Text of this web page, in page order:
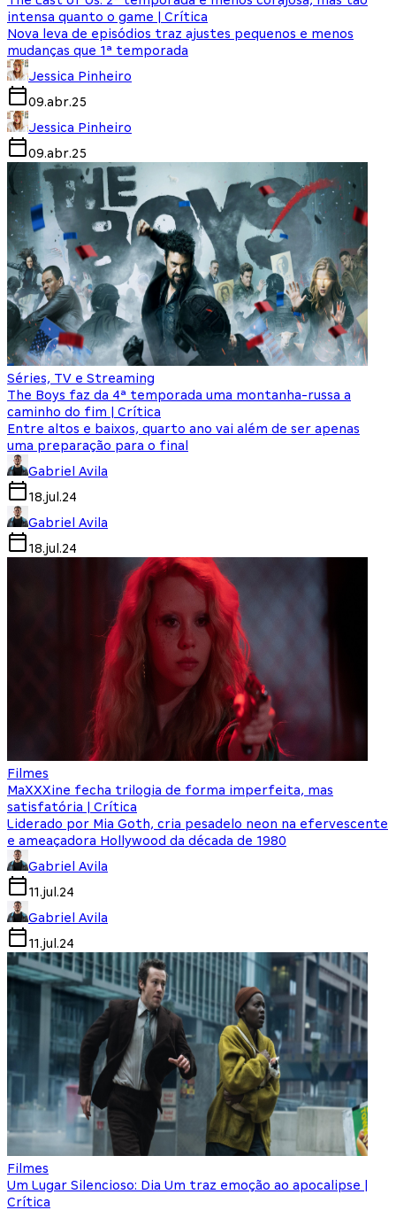
intensa quanto o game | Crítica
Nova leva de episódios traz ajustes pequenos e menos
mudanças que 1ª temporada
Jessica Pinheiro
09.abr.25
Jessica Pinheiro
09.abr.25
Séries, TV e Streaming
The Boys faz da 4ª temporada uma montanha-russa a
caminho do fim | Crítica
Entre altos e baixos, quarto ano vai além de ser apenas
uma preparação para o final
Gabriel Avila
18.jul.24
Gabriel Avila
18.jul.24
Filmes
MaXXXine fecha trilogia de forma imperfeita, mas
satisfatória | Crítica
Liderado por Mia Goth, cria pesadelo neon na efervescente
e ameaçadora Hollywood da década de 1980
Gabriel Avila
11.jul.24
Gabriel Avila
11.jul.24
Filmes
Um Lugar Silencioso: Dia Um traz emoção ao apocalipse |
Crítica